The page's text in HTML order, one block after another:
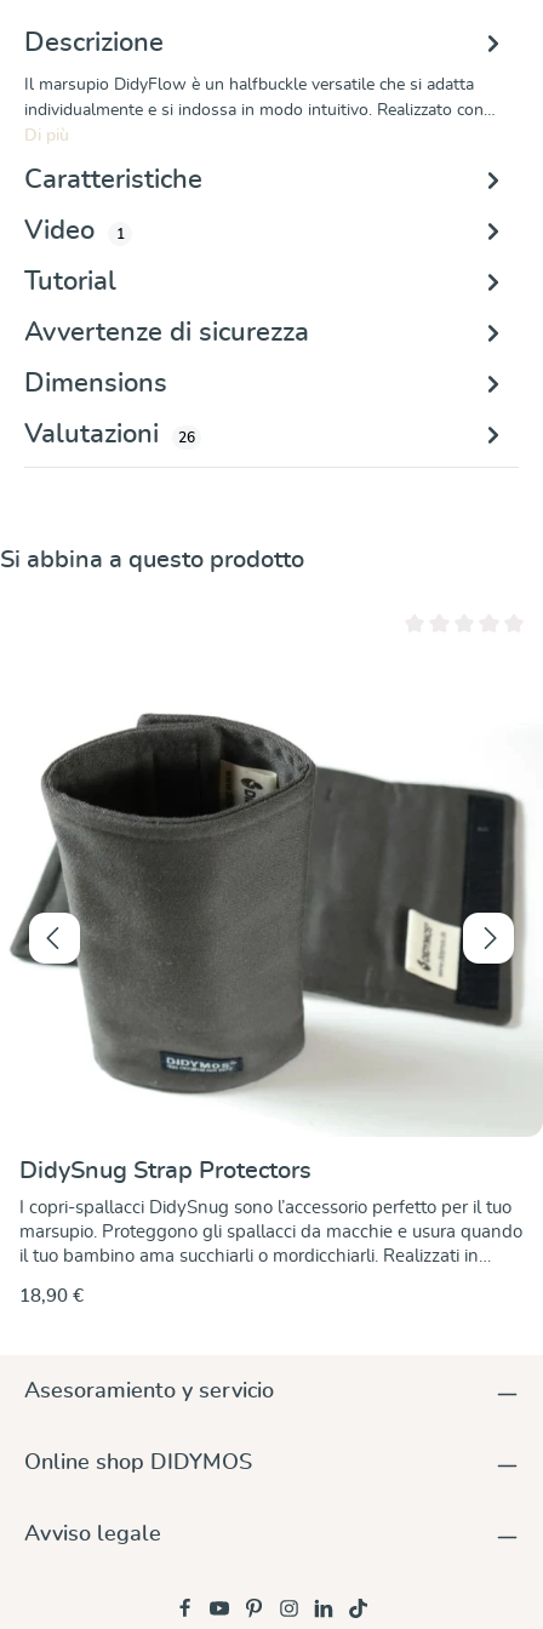
Descrizione
Il marsupio DidyFlow è un halfbuckle versatile che si adatta
individualmente e si indossa in modo intuitivo. Realizzato con…
Di più
Caratteristiche
Video
1
Tutorial
Avvertenze di sicurezza
Dimensions
Valutazioni
26
Salta la galleria dei prodotti
Si abbina a questo prodotto
DidySnug Strap Protectors
I copri-spallacci DidySnug sono l’accessorio perfetto per il tuo
marsupio. Proteggono gli spallacci da macchie e usura quando
il tuo bambino ama succhiarli o mordicchiarli. Realizzati in
al tatto e al tempo stesso resistenti. Grazie alla pratica
abbinabili a qualsiasi marsupio. Misure:Lunghezza: 16
18,90 €
Asesoramiento y servicio
Online shop DIDYMOS
Avviso legale